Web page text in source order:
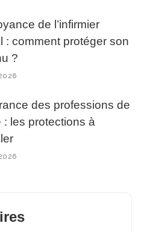
de l’infirmier
: comment protéger son
?
des professions de
: les protections à